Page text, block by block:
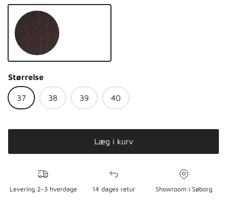
Natural dark brown
Størrelse
37 38 39 40
Læg i kurv
Levering 2–3 hverdage 14 dages retur Showroom i Søborg